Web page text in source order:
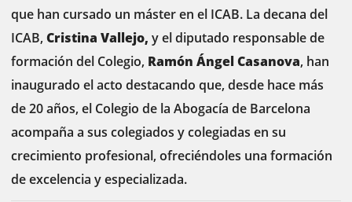
que han cursado un máster en el ICAB. La decana del
ICAB, Cristina Vallejo, y el diputado responsable de
formación del Colegio, Ramón Ángel Casanova, han
inaugurado el acto destacando que, desde hace más
de 20 años, el Colegio de la Abogacía de Barcelona
acompaña a sus colegiados y colegiadas en su
crecimiento profesional, ofreciéndoles una formación
de excelencia y especializada.